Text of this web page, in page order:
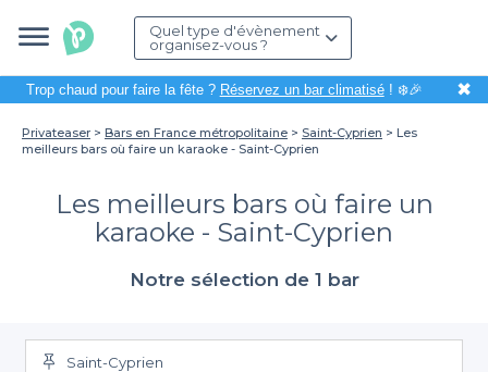
Quel type d'évènement
organisez-vous ?
Trop chaud pour faire la fête ? Réservez un bar climatisé! ❄️🎉 ✖
Privateaser Bars en France métropolitaine Saint-Cyprien
Les
meilleurs bars où faire un karaoke - Saint-Cyprien
Les meilleurs bars où faire un
karaoke - Saint-Cyprien
Notre sélection de 1 bar
Saint-Cyprien